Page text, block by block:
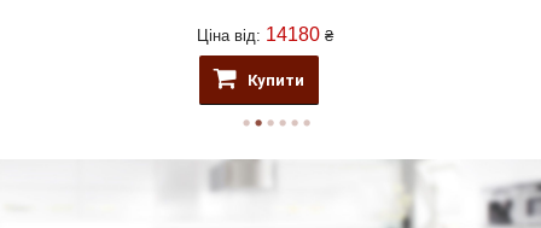
Ціна від: 14180 ₴
Купити